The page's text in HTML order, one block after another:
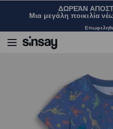
ΔΩΡΕΆΝ
Μια μεγάλη ποικιλία